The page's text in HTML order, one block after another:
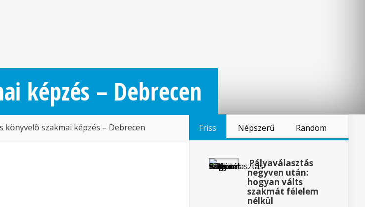
képzés – Debrecen
könyvelõ szakmai képzés – Debrecen Friss Népszerű Random
Pályaválasztás
negyven után:
hogyan válts
szakmát félelem
nélkül